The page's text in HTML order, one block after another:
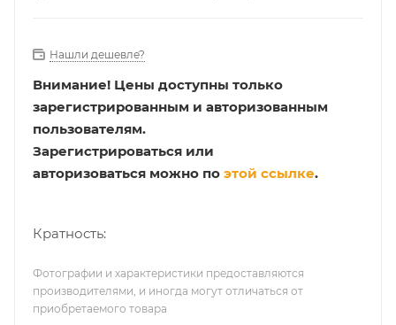
Нашли дешевле?
Внимание! Цены доступны только
зарегистрированным и авторизованным
пользователям.
Зарегистрироваться или
авторизоваться можно по этой ссылке.
Кратность:
Фотографии и характеристики предоставляются
производителями, и иногда могут отличаться от
приобретаемого товара